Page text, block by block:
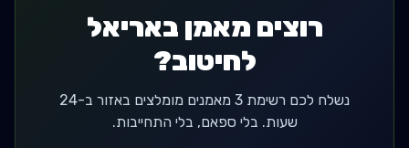
רוצים מאמן באריאל
לחיטוב?
נשלח לכם רשימת 3 מאמנים מומלצים באזור ב-24
שעות. בלי ספאם, בלי התחייבות.